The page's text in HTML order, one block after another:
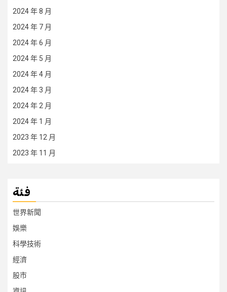
2024 年 8 月
2024 年 7 月
2024 年 6 月
2024 年 5 月
2024 年 4 月
2024 年 3 月
2024 年 2 月
2024 年 1 月
2023 年 12 月
2023 年 11 月
فئة
世界新聞
娛樂
科學技術
經濟
股市